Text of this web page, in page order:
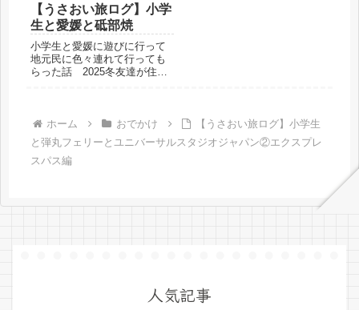
【うさおい旅ログ】小学
生と愛媛と砥部焼
小学生と愛媛に遊びに行って
地元民に色々連れて行っても
らった話 2025冬友達が住ん
くれたおすすめスポットを紹
介します。砥部焼の絵付今回
のメインは砥部焼の絵付体験
で...
ホーム おでかけ
【うさおい旅ログ】小学生
と弾丸フェリーとユニバーサルスタジオジャパン②エクスプレ
スパス編
人気記事